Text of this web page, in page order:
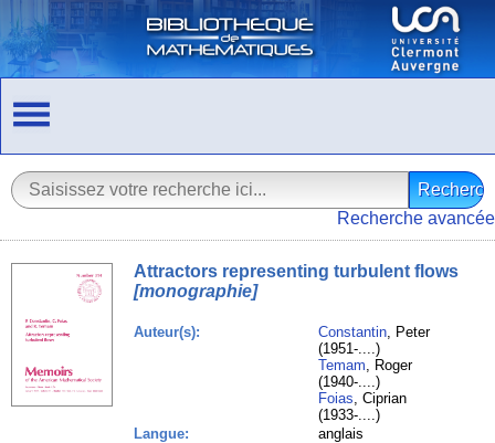
Recherche avancée
Attractors representing turbulent flows
[monographie]
Auteur(s): Constantin, Peter
(1951-....)
Temam, Roger
(1940-....)
Foias, Ciprian
(1933-....)
Langue:
anglais